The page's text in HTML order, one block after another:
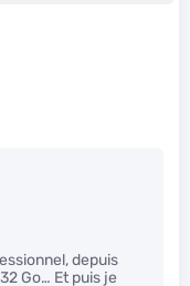
depuis
Go… Et puis je